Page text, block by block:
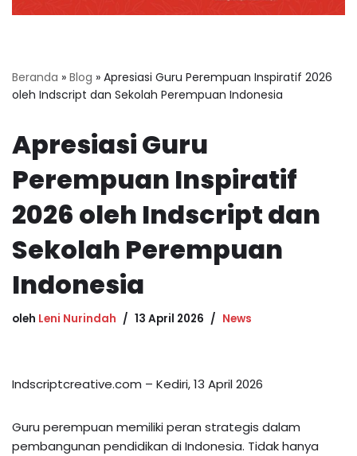
Beranda » Blog » Apresiasi Guru Perempuan Inspiratif 2026
oleh Indscript dan Sekolah Perempuan Indonesia
Apresiasi Guru
Perempuan Inspiratif
2026 oleh Indscript dan
Sekolah Perempuan
Indonesia
oleh Leni Nurindah 13 April 2026 News
Indscriptcreative.com – Kediri, 13 April 2026
Guru perempuan memiliki peran strategis dalam
pembangunan pendidikan di Indonesia. Tidak hanya